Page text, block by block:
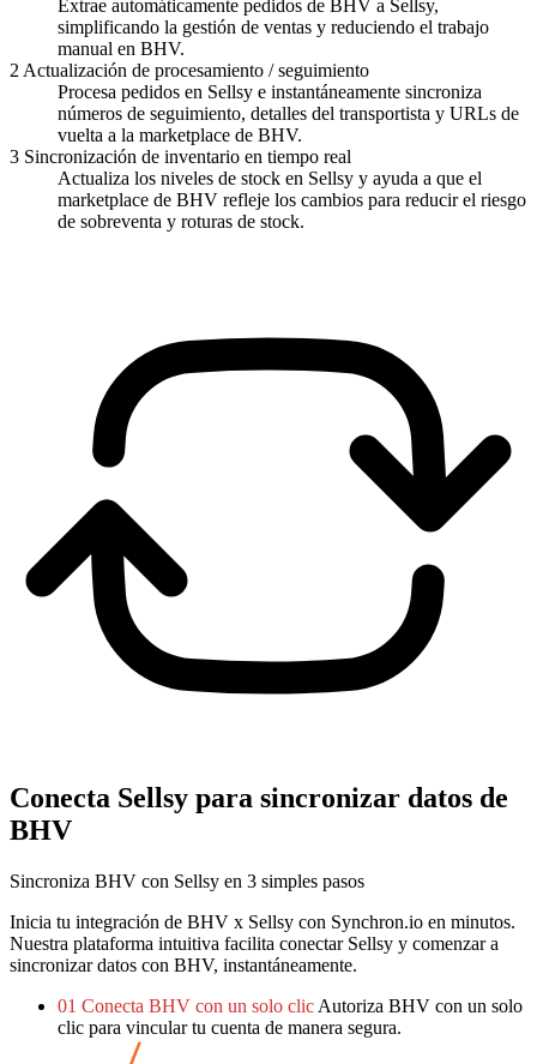
Extrae automáticamente pedidos de BHV a Sellsy,
simplificando la gestión de ventas y reduciendo el trabajo
manual en BHV.
2 Actualización de procesamiento / seguimiento
Procesa pedidos en Sellsy e instantáneamente sincroniza
números de seguimiento, detalles del transportista y URLs de
vuelta a la marketplace de BHV.
3 Sincronización de inventario en tiempo real
Actualiza los niveles de stock en Sellsy y ayuda a que el
marketplace de BHV refleje los cambios para reducir el riesgo
de sobreventa y roturas de stock.
Conecta Sellsy para sincronizar datos de
BHV
Sincroniza BHV con Sellsy en 3 simples pasos
Inicia tu integración de BHV x Sellsy con Synchron.io en minutos.
Nuestra plataforma intuitiva facilita conectar Sellsy y comenzar a
sincronizar datos con BHV, instantáneamente.
01 Conecta BHV con un solo clic Autoriza BHV con un solo
clic para vincular tu cuenta de manera segura.